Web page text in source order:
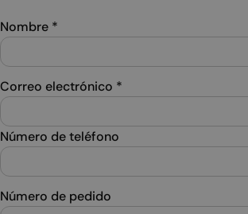
Nombre *
Correo electrónico *
Número de teléfono
Número de pedido